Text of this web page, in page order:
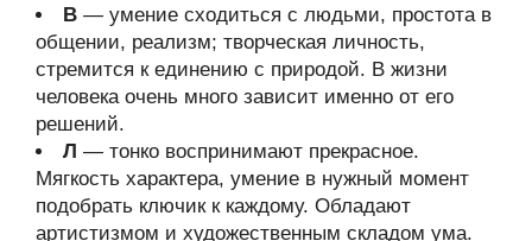
В — умение сходиться с людьми, простота в
общении, реализм; творческая личность,
стремится к единению с природой. В жизни
человека очень много зависит именно от его
решений.
Л — тонко воспринимают прекрасное.
Мягкость характера, умение в нужный момент
подобрать ключик к каждому. Обладают
артистизмом и художественным складом ума.